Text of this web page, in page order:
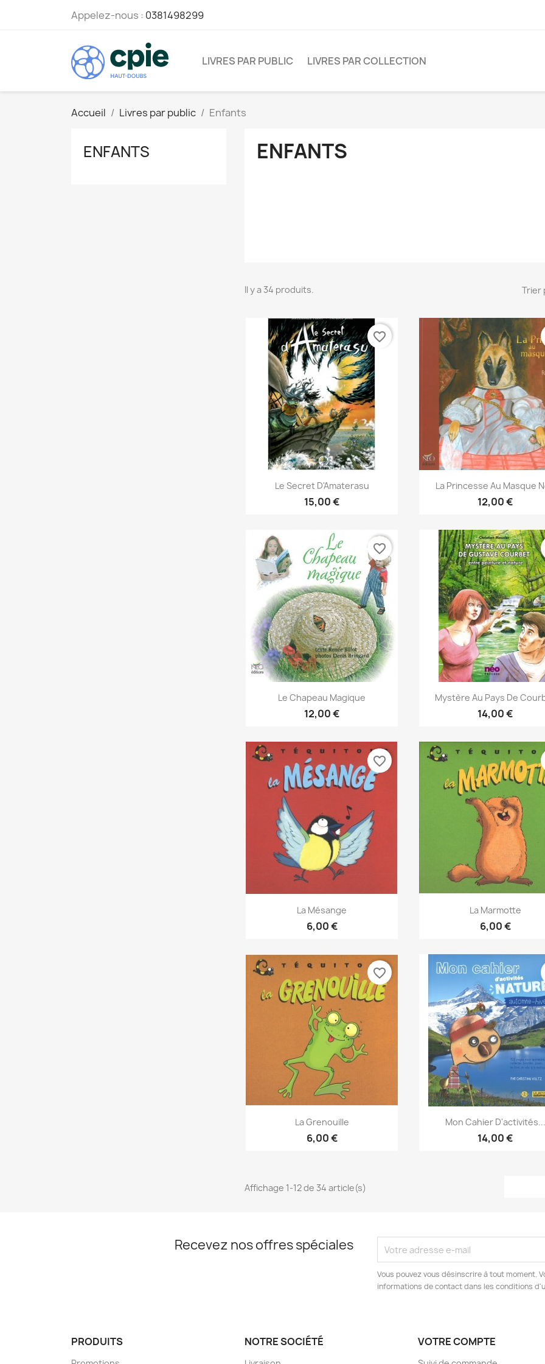
Appelez-nous : 0381498299
LIVRES PAR PUBLIC LIVRES PAR COLLECTION
Accueil Livres par public Enfants
ENFANTS ENFANTS
Il y a 34 produits. Trier
Aperçu rapide
Le Secret D'Amaterasu
15,00 €
favorite_border
Aperçu rapide
La Princesse Au Masque
12,00 €
Aperçu rapide
Le Chapeau Magique
12,00 €
favorite_border
Aperçu rapide
Mystère Au Pays De
14,00 €
Aperçu rapide
La Mésange
6,00 €
favorite_border
Aperçu rapide
La Marmotte
6,00 €
Aperçu rapide
La Grenouille
6,00 €
favorite_border
Aperçu rapide
Mon Cahier D'activités...
14,00 €
Affichage 1-12 de 34 article(s)
Recevez nos offres spéciales
Vous pouvez vous désinscrire à tout moment.
informations de contact dans les conditions
PRODUITS NOTRE SOCIÉTÉ VOTRE COMPTE